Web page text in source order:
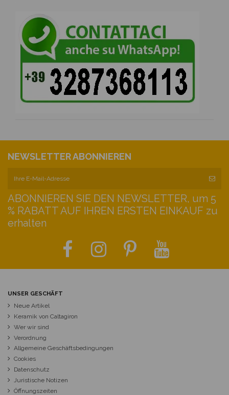
NEWSLETTER ABONNIEREN
ABONNIEREN SIE DEN NEWSLETTER, um 5
% RABATT AUF IHREN ERSTEN EINKAUF zu
erhalten
UNSER GESCHÄFT
Neue Artikel
Keramik von Caltagiron
Wer wir sind
Verordnung
Allgemeine Geschäftsbedingungen
Cookies
Datenschutz
Juristische Notizen
Öffnungszeiten